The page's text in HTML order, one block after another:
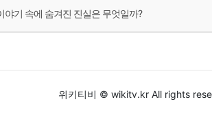
야기 속에 숨겨진 진실은 무엇일까?
위키티비 © wikitv.kr All rights